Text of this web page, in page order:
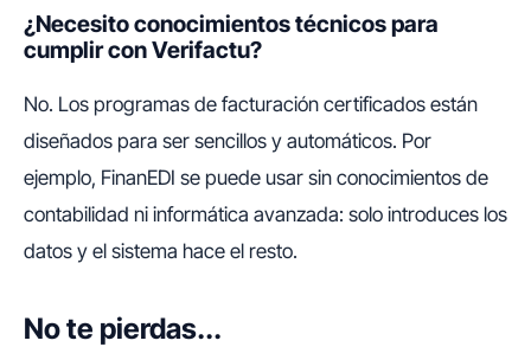
¿Necesito conocimientos técnicos para
cumplir con Verifactu?
No. Los programas de facturación certificados están
diseñados para ser sencillos y automáticos. Por
ejemplo, FinanEDI se puede usar sin conocimientos de
contabilidad ni informática avanzada: solo introduces los
datos y el sistema hace el resto.
No te pierdas...